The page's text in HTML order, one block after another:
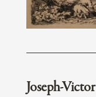
Joseph-